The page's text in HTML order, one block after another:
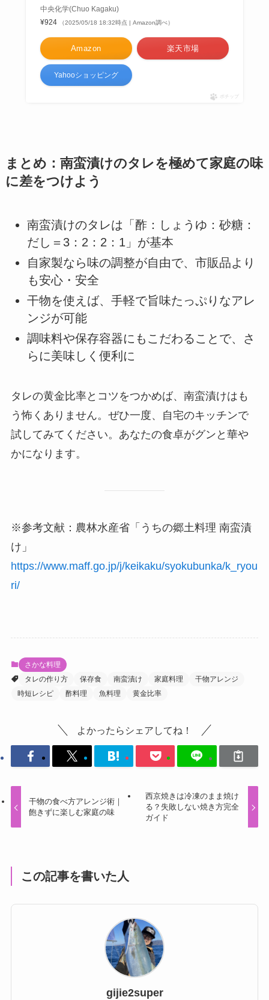
中央化学(Chuo Kagaku)
¥924
（2025/05/18 18:32時点 | Amazon調べ）
Amazon 楽天市場
Yahooショッピング
ポチップ
まとめ：南蛮漬けのタレを極めて家庭の味
に差をつけよう
南蛮漬けのタレは「酢：しょうゆ：砂糖：
だし＝3：2：2：1」が基本
自家製なら味の調整が自由で、市販品より
も安心・安全
干物を使えば、手軽で旨味たっぷりなアレ
ンジが可能
調味料や保存容器にもこだわることで、さ
らに美味しく便利に
タレの黄金比率とコツをつかめば、南蛮漬けはも
う怖くありません。ぜひ一度、自宅のキッチンで
試してみてください。あなたの食卓がグンと華や
かになります。
※参考文献：農林水産省「うちの郷土料理 南蛮漬
け」
https://www.maff.go.jp/j/keikaku/syokubunka/k_ryou
ri/
さかな料理
タレの作り方
保存食 南蛮漬け 家庭料理
干物アレンジ
時短レシピ
酢料理 魚料理 黄金比率
よかったらシェアしてね！
干物の食べ方アレンジ術｜
飽きずに楽しむ家庭の味
西京焼きは冷凍のまま焼け
る？失敗しない焼き方完全
ガイド
この記事を書いた人
gijie2super